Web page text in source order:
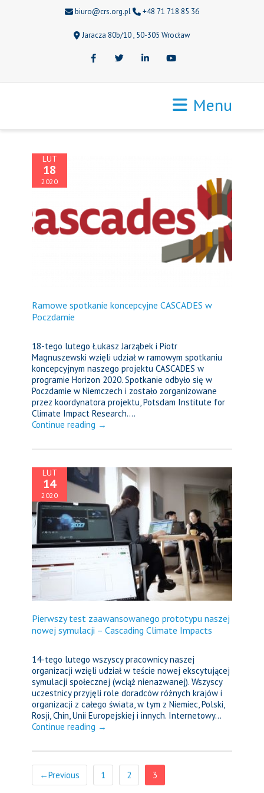
biuro@crs.org.pl +48 71 718 85 36
Jaracza 80b/10 , 50-305 Wrocław
FacebookTwitter LinkedInYoutube
Menu
LUT
18
2020
Ramowe spotkanie koncepcyjne CASCADES w
Poczdamie
18-tego lutego Łukasz Jarząbek i Piotr
Magnuszewski wzięli udział w ramowym spotkaniu
koncepcyjnym naszego projektu CASCADES w
programie Horizon 2020. Spotkanie odbyło się w
Poczdamie w Niemczech i zostało zorganizowane
przez koordynatora projektu, Potsdam Institute for
Climate Impact Research....
Continue reading →
LUT
14
2020
Pierwszy test zaawansowanego prototypu naszej
nowej symulacji – Cascading Climate Impacts
14-tego lutego wszyscy pracownicy naszej
organizacji wzięli udział w teście nowej ekscytującej
symulacji społecznej (wciąż nienazwanej). Wszyscy
uczestnicy przyjęli role doradców różnych krajów i
organizacji z całego świata, w tym z Niemiec, Polski,
Rosji, Chin, Unii Europejskiej i innych. Internetowy...
Continue reading →
←Previous 1 2 3